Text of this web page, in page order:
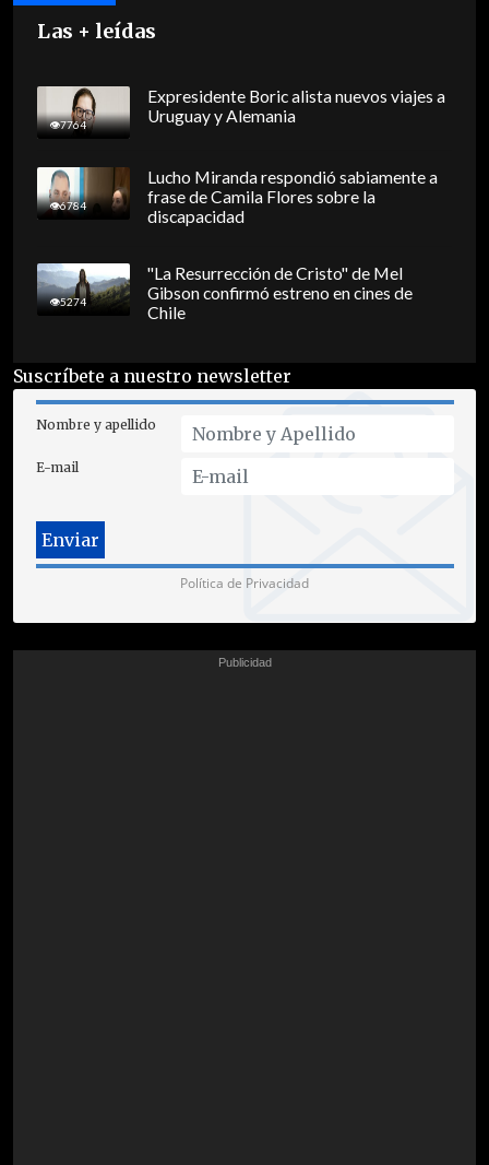
Las + leídas
7764
Expresidente Boric alista nuevos viajes a
Uruguay y Alemania
6784
Lucho Miranda respondió sabiamente a
frase de Camila Flores sobre la
discapacidad
5274
"La Resurrección de Cristo" de Mel
Gibson confirmó estreno en cines de
Chile
Suscríbete a nuestro newsletter
Nombre y apellido
E-mail
Política de Privacidad